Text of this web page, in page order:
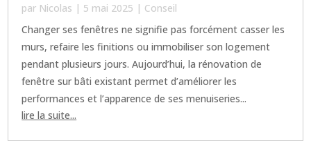
par Nicolas | 5 mai 2025 | Conseil
Changer ses fenêtres ne signifie pas forcément casser les
murs, refaire les finitions ou immobiliser son logement
pendant plusieurs jours. Aujourd’hui, la rénovation de
fenêtre sur bâti existant permet d’améliorer les
performances et l’apparence de ses menuiseries...
lire la suite...